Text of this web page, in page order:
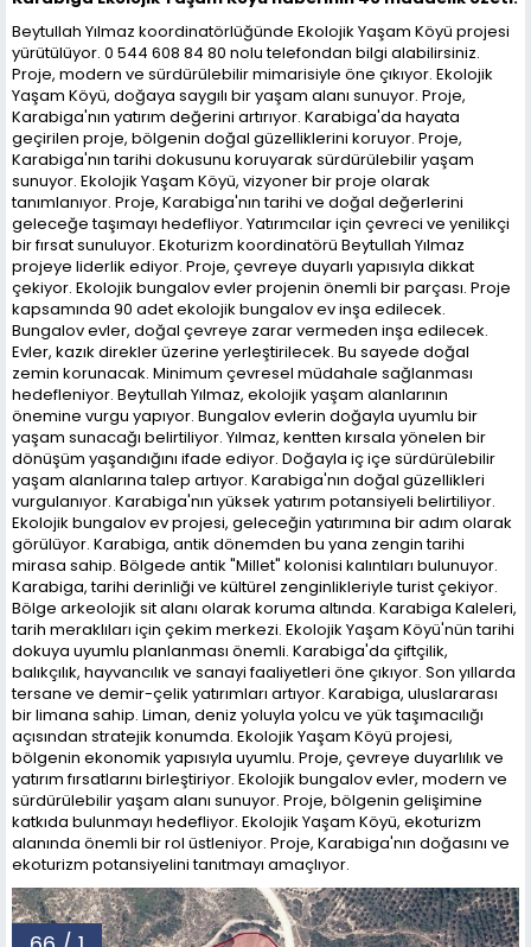
Beytullah Yılmaz koordinatörlüğünde Ekolojik Yaşam Köyü projesi
yürütülüyor. 0 544 608 84 80 nolu telefondan bilgi alabilirsiniz.
Proje, modern ve sürdürülebilir mimarisiyle öne çıkıyor. Ekolojik
Yaşam Köyü, doğaya saygılı bir yaşam alanı sunuyor. Proje,
Karabiga'nın yatırım değerini artırıyor. Karabiga'da hayata
geçirilen proje, bölgenin doğal güzelliklerini koruyor. Proje,
Karabiga'nın tarihi dokusunu koruyarak sürdürülebilir yaşam
sunuyor. Ekolojik Yaşam Köyü, vizyoner bir proje olarak
tanımlanıyor. Proje, Karabiga'nın tarihi ve doğal değerlerini
geleceğe taşımayı hedefliyor. Yatırımcılar için çevreci ve yenilikçi
bir fırsat sunuluyor. Ekoturizm koordinatörü Beytullah Yılmaz
projeye liderlik ediyor. Proje, çevreye duyarlı yapısıyla dikkat
çekiyor. Ekolojik bungalov evler projenin önemli bir parçası. Proje
kapsamında 90 adet ekolojik bungalov ev inşa edilecek.
Bungalov evler, doğal çevreye zarar vermeden inşa edilecek.
Evler, kazık direkler üzerine yerleştirilecek. Bu sayede doğal
zemin korunacak. Minimum çevresel müdahale sağlanması
hedefleniyor. Beytullah Yılmaz, ekolojik yaşam alanlarının
önemine vurgu yapıyor. Bungalov evlerin doğayla uyumlu bir
yaşam sunacağı belirtiliyor. Yılmaz, kentten kırsala yönelen bir
dönüşüm yaşandığını ifade ediyor. Doğayla iç içe sürdürülebilir
yaşam alanlarına talep artıyor. Karabiga'nın doğal güzellikleri
vurgulanıyor. Karabiga'nın yüksek yatırım potansiyeli belirtiliyor.
Ekolojik bungalov ev projesi, geleceğin yatırımına bir adım olarak
görülüyor. Karabiga, antik dönemden bu yana zengin tarihi
mirasa sahip. Bölgede antik "Millet" kolonisi kalıntıları bulunuyor.
Karabiga, tarihi derinliği ve kültürel zenginlikleriyle turist çekiyor.
Bölge arkeolojik sit alanı olarak koruma altında. Karabiga Kaleleri,
tarih meraklıları için çekim merkezi. Ekolojik Yaşam Köyü'nün tarihi
dokuya uyumlu planlanması önemli. Karabiga'da çiftçilik,
balıkçılık, hayvancılık ve sanayi faaliyetleri öne çıkıyor. Son yıllarda
tersane ve demir-çelik yatırımları artıyor. Karabiga, uluslararası
bir limana sahip. Liman, deniz yoluyla yolcu ve yük taşımacılığı
açısından stratejik konumda. Ekolojik Yaşam Köyü projesi,
bölgenin ekonomik yapısıyla uyumlu. Proje, çevreye duyarlılık ve
yatırım fırsatlarını birleştiriyor. Ekolojik bungalov evler, modern ve
sürdürülebilir yaşam alanı sunuyor. Proje, bölgenin gelişimine
katkıda bulunmayı hedefliyor. Ekolojik Yaşam Köyü, ekoturizm
alanında önemli bir rol üstleniyor. Proje, Karabiga'nın doğasını ve
ekoturizm potansiyelini tanıtmayı amaçlıyor.